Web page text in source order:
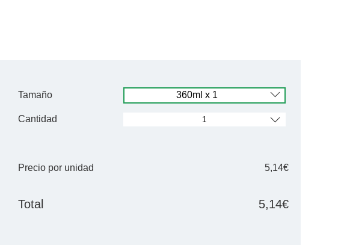
Tamaño
Cantidad
Precio por unidad 5,14€
Total 5,14€